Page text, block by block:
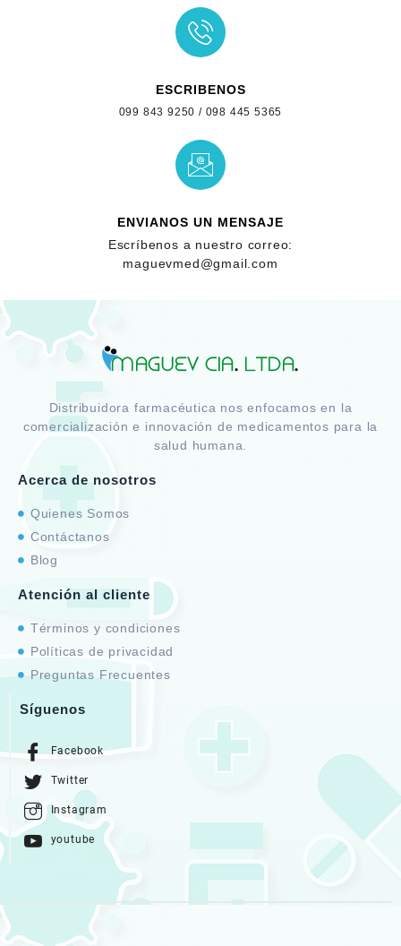
ESCRIBENOS
099 843 9250 / 098 445 5365
ENVIANOS UN MENSAJE
Escríbenos a nuestro correo:
maguevmed@gmail.com
Distribuidora farmacéutica nos enfocamos en la
comercialización e innovación de medicamentos para la
salud humana.
Acerca de nosotros
Quienes Somos
Contáctanos
Blog
Atención al cliente
Términos y condiciones
Políticas de privacidad
Preguntas Frecuentes
Síguenos
Facebook
Twitter
Instagram
youtube